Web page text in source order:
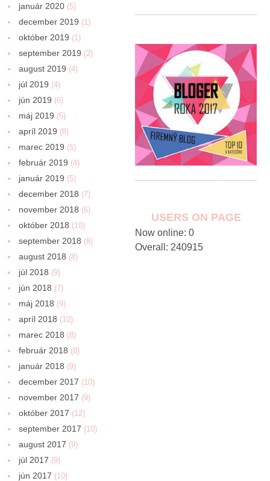
január 2020 (5)
december 2019 (1)
október 2019 (1)
september 2019 (2)
august 2019 (4)
júl 2019 (4)
jún 2019 (6)
máj 2019 (5)
apríl 2019 (8)
marec 2019 (5)
február 2019 (4)
január 2019 (5)
december 2018 (7)
november 2018 (6)
október 2018 (10)
september 2018 (8)
august 2018 (8)
júl 2018 (9)
jún 2018 (7)
máj 2018 (9)
apríl 2018 (10)
marec 2018 (8)
február 2018 (8)
január 2018 (9)
december 2017 (10)
november 2017 (9)
október 2017 (12)
september 2017 (10)
august 2017 (9)
júl 2017 (9)
jún 2017 (10)
USERS ON PAGE
Now online: 0
Overall: 240915